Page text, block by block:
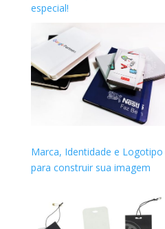
especial!
Marca, Identidade e
para construir sua imagem